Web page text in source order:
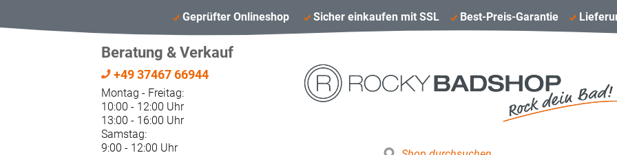
Geprüfter Onlineshop Sicher einkaufen mit SSL Best-Preis-Garantie
Beratung & Verkauf
+49 37467 66944
Montag - Freitag:
10:00 - 12:00 Uhr
13:00 - 16:00 Uhr
Samstag:
9:00 - 12:00 Uhr